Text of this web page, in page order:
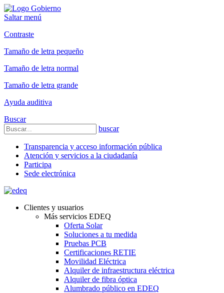
Saltar menú
Contraste
Tamaño de letra pequeño
Tamaño de letra normal
Tamaño de letra grande
Ayuda auditiva
Buscar
buscar
Transparencia y acceso información pública
Atención y servicios a la ciudadanía
Participa
Sede electrónica
Clientes y usuarios
Más servicios EDEQ
Oferta Solar
Soluciones a tu medida
Pruebas PCB
Certificaciones RETIE
Movilidad Eléctrica
Alquiler de infraestructura eléctrica
Alquiler de fibra óptica
Alumbrado público en EDEQ